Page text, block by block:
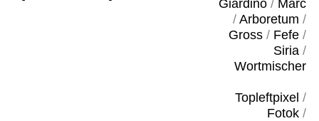
Giardino/ Marc
/ Arboretum /
Gross/ Fefe/
Siria/
Wortmischer
Topleftpixel /
Fotok/